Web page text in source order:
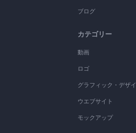
ブログ
カテゴリー
動画
ロゴ
グラフィック・デザ
ウエブサイト
モックアップ